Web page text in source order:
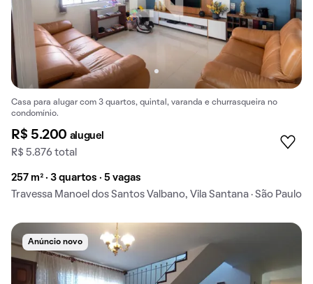
Casa para alugar com 3 quartos, quintal, varanda e churrasqueira no
condomínio.
R$ 5.200 aluguel
R$ 5.876 total
257 m² · 3 quartos · 5 vagas
Travessa Manoel dos Santos Valbano, Vila Santana · São Paulo
Anúncio novo